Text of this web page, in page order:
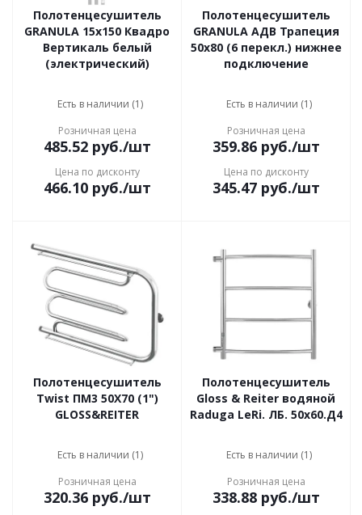
Полотенцесушитель
GRANULA 15x150 Квадро
Вертикаль белый
(электрический)
Есть в наличии (1)
Розничная цена
485.52руб./шт
Цена по дисконту
466.10руб./шт
Полотенцесушитель
GRANULA АДВ Трапеция
50х80 (6 перекл.) нижнее
подключение
Есть в наличии (1)
Розничная цена
359.86руб./шт
Цена по дисконту
345.47руб./шт
Полотенцесушитель
Twist ПМ3 50X70 (1")
GLOSS&REITER
Есть в наличии (1)
Розничная цена
320.36руб./шт
Полотенцесушитель
Gloss & Reiter водяной
Raduga LeRi. ЛБ. 50х60.Д4
Есть в наличии (1)
Розничная цена
338.88руб./шт